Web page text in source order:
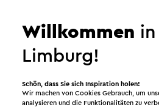
Senden Sie eine E-Mail an
Klicken auf "Senden"
Willkommen in
Limburg!
Schön, dass Sie sich Inspiration holen!
Wir machen von Cookies Gebrauch, um
analysieren und die Funktionalitäten zu